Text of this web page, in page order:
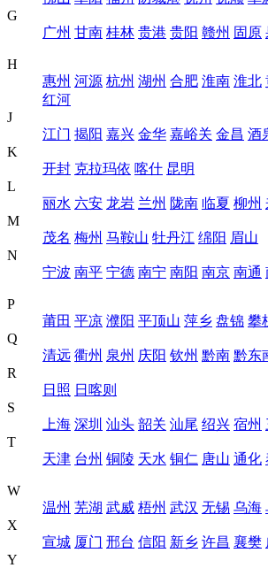
G
广州 甘南 桂林 贵港 贵阳 赣州 固原
H
惠州 河源 杭州 湖州 合肥 淮南 淮北
红河
J
江门 揭阳 嘉兴 金华 嘉峪关 金昌 酒
K
开封 克拉玛依 喀什 昆明
L
丽水 六安 龙岩 兰州 陇南 临夏 柳州
M
茂名 梅州 马鞍山 牡丹江 绵阳 眉山
N
宁波 南平 宁德 南宁 南阳 南京 南通
P
莆田 平凉 濮阳 平顶山 萍乡 盘锦 攀
Q
清远 衢州 泉州 庆阳 钦州 黔南 黔东
R
日照 日喀则
S
上海 深圳 汕头 韶关 汕尾 绍兴 宿州
T
天津 台州 铜陵 天水 铜仁 唐山 通化
W
温州 芜湖 武威 梧州 武汉 无锡 乌海
X
宣城 厦门 邢台 信阳 新乡 许昌 襄樊
Y